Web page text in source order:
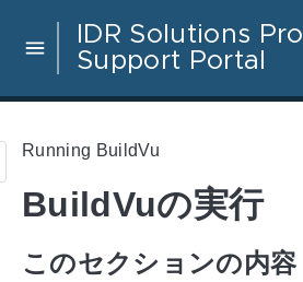
IDR Solutions
Support Portal
Running BuildVu
BuildVuの実行
このセクションの内容